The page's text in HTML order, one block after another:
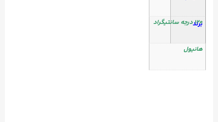
۱۲۰ درجه سانتیگراد
برند
هانیول